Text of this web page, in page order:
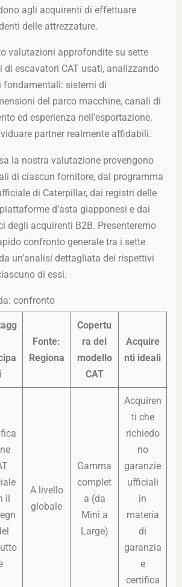
agli acquirenti di effettuare
delle attrezzature.
valutazioni approfondite su sette
escavatori CAT usati, analizzando
fondamentali: sistemi di
del parco macchine, canali di
ed esperienza nell’esportazione,
partner realmente affidabili.
la nostra valutazione provengono
di ciascun fornitore, dal programma
di Caterpillar, dai registri delle
d’asta giapponesi e dai
degli acquirenti B2B. Presenteremo
confronto generale tra i sette
un’analisi dettagliata dei rispettivi
di essi.
confronto
Fonte:
Regiona
Copertu
ra del
modello
CAT
Acquire
nti ideali
il
A livello
globale
Gamma
complet
a (da
Mini a
Large)
Acquiren
ti che
richiedo
no
garanzie
ufficiali
in
materia
di
garanzia
e
certifica